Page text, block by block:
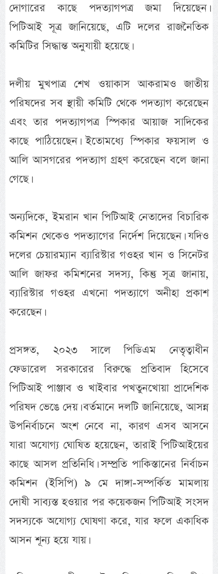
দোগারের কাছে পদত্যাগপত্র জমা দিয়েছেন।
পিটিআই সূত্র জানিয়েছে, এটি দলের রাজনৈতিক
কমিটির সিদ্ধান্ত অনুযায়ী হয়েছে।
দলীয় মুখপাত্র শেখ ওয়াকাস আকরামও জাতীয়
পরিষদের সব স্থায়ী কমিটি থেকে পদত্যাগ করেছেন
এবং তার পদত্যাগপত্র স্পিকার আয়াজ সাদিকের
কাছে পাঠিয়েছেন। ইতোমধ্যে স্পিকার ফয়সাল ও
আলি আসগরের পদত্যাগ গ্রহণ করেছেন বলে জানা
গেছে।
অন্যদিকে, ইমরান খান পিটিআই নেতাদের বিচারিক
কমিশন থেকেও পদত্যাগের নির্দেশ দিয়েছেন। যদিও
দলের চেয়ারম্যান ব্যারিস্টার গওহর খান ও সিনেটর
আলি জাফর কমিশনের সদস্য, কিন্তু সূত্র জানায়,
ব্যারিস্টার গওহর এখনো পদত্যাগে অনীহা প্রকাশ
করেছেন।
প্রসঙ্গত, ২০২৩ সালে পিডিএম নেতৃত্বাধীন
ফেডারেল সরকারের বিরুদ্ধে প্রতিবাদ হিসেবে
পিটিআই পাঞ্জাব ও খাইবার পখতুনখোয়া প্রাদেশিক
পরিষদ ভেঙে দেয়। বর্তমানে দলটি জানিয়েছে, আসন্ন
উপনির্বাচনে অংশ নেবে না, কারণ এসব আসনে
যারা অযোগ্য ঘোষিত হয়েছেন, তারাই পিটিআইয়ের
কাছে আসল প্রতিনিধি। সম্প্রতি পাকিস্তানের নির্বাচন
কমিশন (ইসিপি) ৯ মে দাঙ্গা-সম্পর্কিত মামলায়
দোষী সাব্যস্ত হওয়ার পর কয়েকজন পিটিআই সংসদ
সদস্যকে অযোগ্য ঘোষণা করে, যার ফলে একাধিক
আসন শূন্য হয়ে যায়।